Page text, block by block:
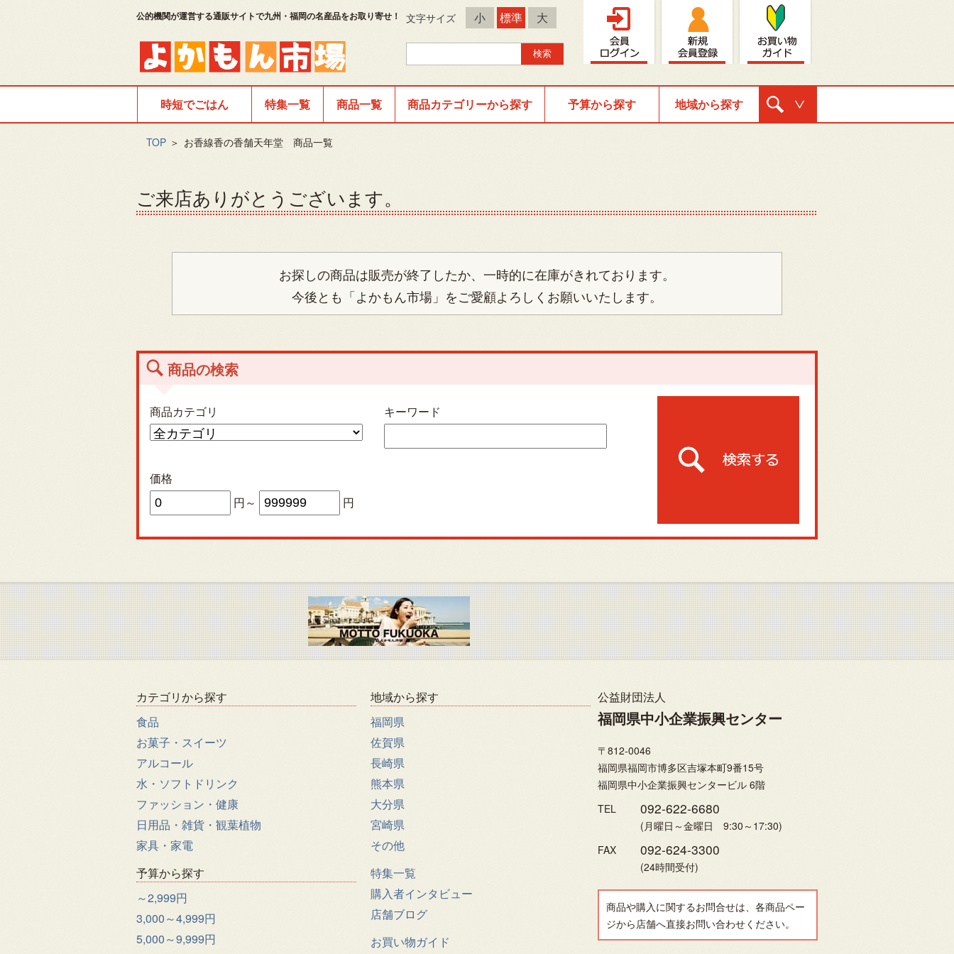
公的機関が運営する通販サイトで九州・福岡の名産品をお取り寄せ！ 文字サイズ 小 標準 大
時短でごはん 特集一覧 商品一覧 商品カテゴリーから探す 予算から探す 地域から探す
TOP ＞ お香線香の香舗天年堂 商品一覧
ご来店ありがとうございます。
お探しの商品は販売が終了したか、一時的に在庫がきれております。
今後とも「よかもん市場」をご愛顧よろしくお願いいたします。
商品の検索
商品カテゴリ キーワード
価格
円～
円
カテゴリから探す
食品
お菓子・スイーツ
アルコール
水・ソフトドリンク
ファッション・健康
日用品・雑貨・観葉植物
家具・家電
予算から探す
～2,999円
3,000～4,999円
5,000～9,999円
地域から探す
福岡県
佐賀県
長崎県
熊本県
大分県
宮崎県
その他
特集一覧
購入者インタビュー
店舗ブログ
お買い物ガイド
公益財団法人
福岡県中小企業振興センター
〒812-0046
福岡県福岡市博多区吉塚本町9番15号
福岡県中小企業振興センタービル 6階
TEL
092-622-6680
(月曜日～金曜日 9:30～17:30)
FAX
092-624-3300
(24時間受付)
商品や購入に関するお問合せは、各商品ペー
ジから店舗へ直接お問い合わせください。